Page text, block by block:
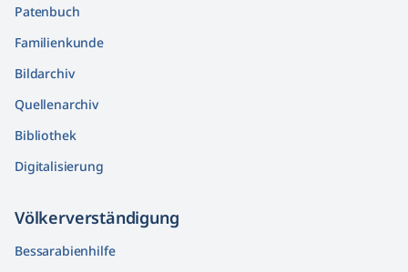
Patenbuch
Familienkunde
Bildarchiv
Quellenarchiv
Bibliothek
Digitalisierung
Völkerver­ständigung
Bessarabienhilfe